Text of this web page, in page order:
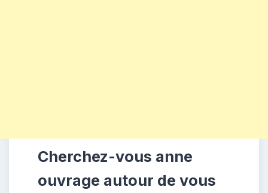
Cherchez-vous anne
ouvrage autour de vous